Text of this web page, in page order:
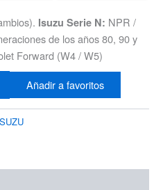
Isuzu Serie N: NPR /
de los años 80, 90 y
Forward (W4 / W5)
Añadir a favoritos